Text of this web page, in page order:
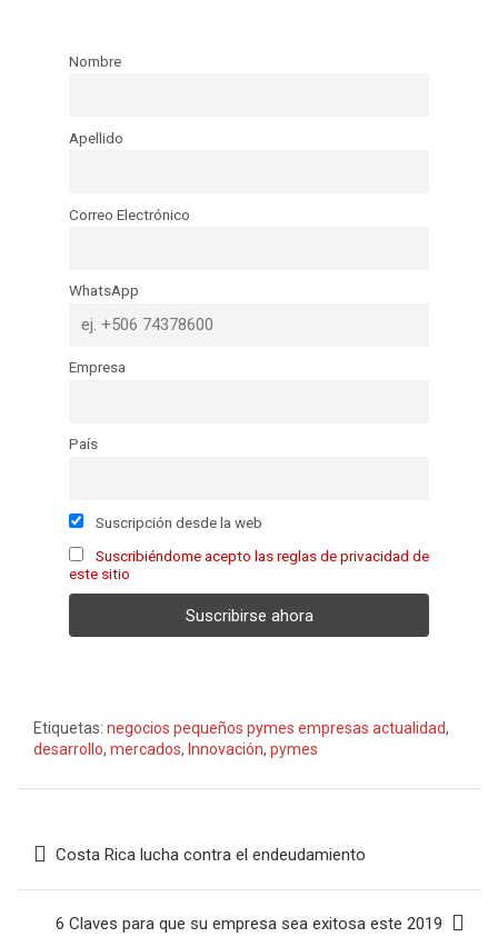
Nombre
Apellido
Correo Electrónico
WhatsApp
Empresa
País
Suscripción desde la web
Suscribiéndome acepto las reglas de privacidad de
este sitio
Etiquetas: negocios pequeños pymes empresas actualidad,
desarrollo, mercados, Innovación, pymes
Navegación
entradas
Costa Rica lucha contra el endeudamiento
6 Claves para que su empresa sea exitosa este 2019